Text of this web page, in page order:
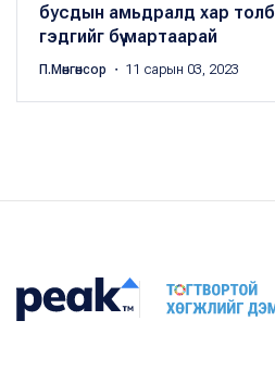
бусдын амьдралд хар
гэдгийг бүү мартаарай
П.Мөнгөнсор ・ 11 сарын 03, 2023